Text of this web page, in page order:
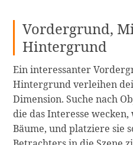
Vordergrund,
Hintergrund
Ein interessanter
Hintergrund verleihen
Dimension. Suche nach
die das Interesse
Bäume, und platziere sie